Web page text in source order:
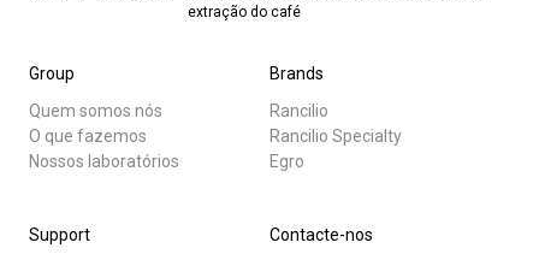
extração do café
Group
Quem somos nós
O que fazemos
Nossos laboratórios
Brands
Rancilio
Rancilio Specialty
Egro
Support
Contacte-nos